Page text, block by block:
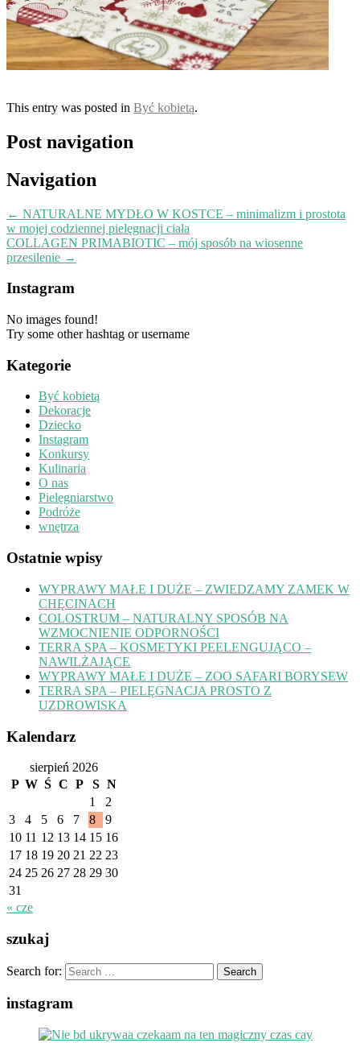
This entry was posted in Być kobietą.
Post navigation
Navigation
← NATURALNE MYDŁO W KOSTCE – minimalizm i prostota
w mojej codziennej pielęgnacji ciała
COLLAGEN PRIMABIOTIC – mój sposób na wiosenne
przesilenie →
Instagram
No images found!
Try some other hashtag or username
Kategorie
Być kobietą
Dekoracje
Dziecko
Instagram
Konkursy
Kulinaria
O nas
Pielęgniarstwo
Podróże
wnętrza
Ostatnie wpisy
WYPRAWY MAŁE I DUŻE – ZWIEDZAMY ZAMEK W
CHĘCINACH
COLOSTRUM – NATURALNY SPOSÓB NA
WZMOCNIENIE ODPORNOŚCI
TERRA SPA – KOSMETYKI PEELENGUJĄCO –
NAWILŻAJĄCE
WYPRAWY MAŁE I DUŻE – ZOO SAFARI BORYSEW
TERRA SPA – PIELĘGNACJA PROSTO Z
UZDROWISKA
Kalendarz
sierpień 2026
P W Ś C P S N
1
2
3
4 5 6 7 8
9
10 11 12 13 14 15 16
17 18 19 20 21 22 23
24 25 26 27 28 29 30
31
« cze
szukaj
Search for:
instagram